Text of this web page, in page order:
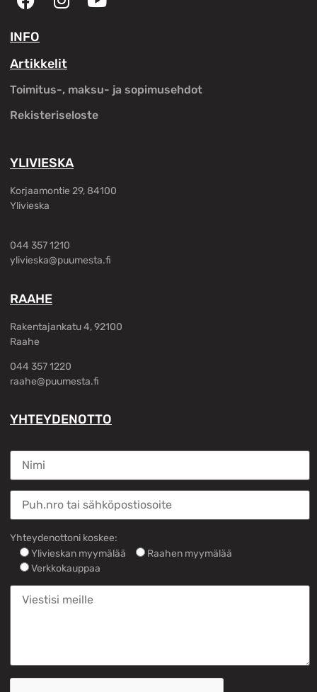
INFO
Artikkelit
Toimitus-, maksu- ja sopimusehdot
Rekisteriseloste
YLIVIESKA
Korjaamontie 29, 84100
Ylivieska
044 357 1210
ylivieska@puumesta.fi
RAAHE
Rakentajankatu 4, 92100
Raahe
044 357 1220
raahe@puumesta.fi
YHTEYDENOTTO
Yhteydenottoni koskee:
Ylivieskan myymälää
Raahen myymälää
Verkkokauppaa